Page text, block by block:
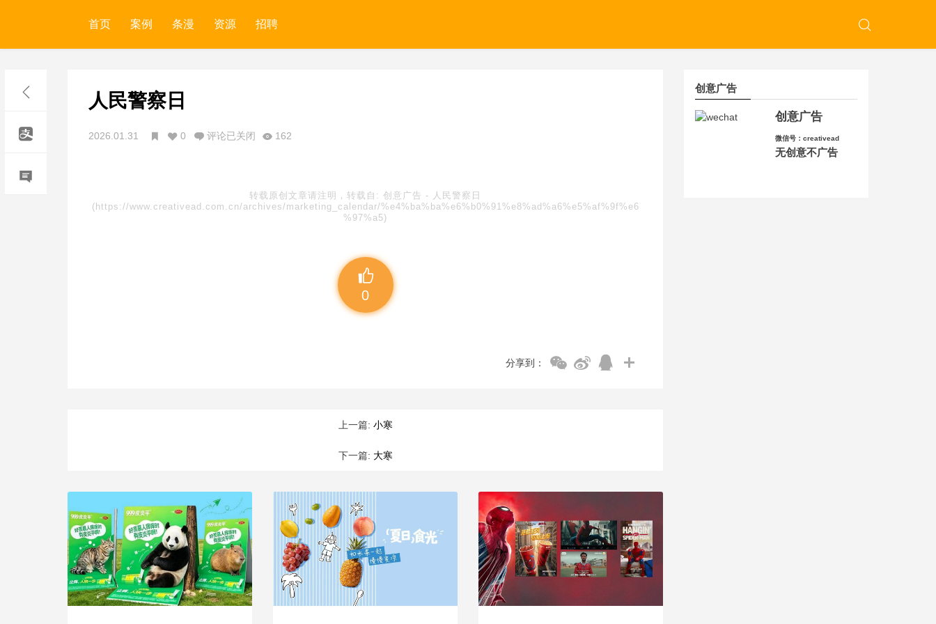
首页 案例 条漫 资源 招聘
人民警察日
2026.01.31 0 评论已关闭 162
转载原创文章请注明，转载自: 创意广告 - 人民警察日
(https://www.creativead.com.cn/archives/marketing_calendar/%e4%ba%ba%e6%b0%91%e8%ad%a6%e5%af%9f%e6
%97%a5)
0
分享到：
上一篇: 小寒
下一篇: 大寒
创意广告
创意广告
微信号：creativead
无创意不广告